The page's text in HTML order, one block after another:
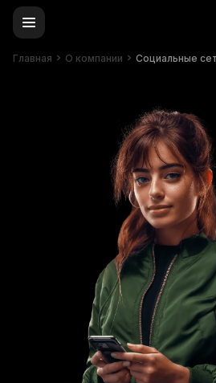
Главная О компании Социальные